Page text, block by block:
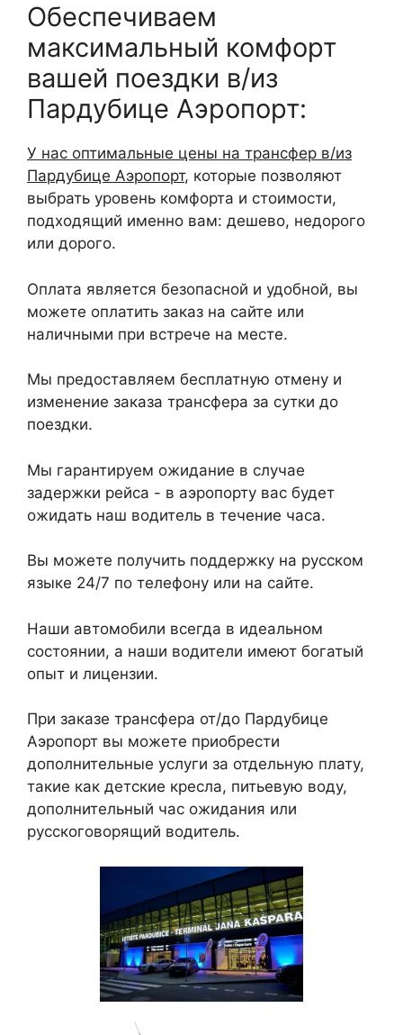
Обеспечиваем
максимальный комфорт
вашей поездки в/из
Пардубице Аэропорт:
У нас оптимальные цены на трансфер в/из
Пардубице Аэропорт, которые позволяют
выбрать уровень комфорта и стоимости,
подходящий именно вам: дешево, недорого
или дорого.
Оплата является безопасной и удобной, вы
можете оплатить заказ на сайте или
наличными при встрече на месте.
Мы предоставляем бесплатную отмену и
изменение заказа трансфера за сутки до
поездки.
Мы гарантируем ожидание в случае
задержки рейса - в аэропорту вас будет
ожидать наш водитель в течение часа.
Вы можете получить поддержку на русском
языке 24/7 по телефону или на сайте.
Наши автомобили всегда в идеальном
состоянии, а наши водители имеют богатый
опыт и лицензии.
При заказе трансфера от/до Пардубице
Аэропорт вы можете приобрести
дополнительные услуги за отдельную плату,
такие как детские кресла, питьевую воду,
дополнительный час ожидания или
русскоговорящий водитель.